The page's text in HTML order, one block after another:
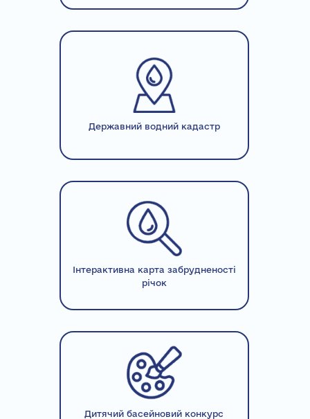
Державний водний кадастр
Інтерактивна карта забрудненості
річок
Дитячий басейновий конкурс